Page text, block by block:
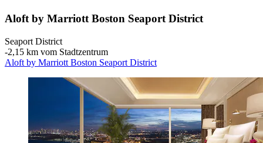
Aloft by Marriott Boston Seaport District
Seaport District
‐2,15 km vom Stadtzentrum
Aloft by Marriott Boston Seaport District